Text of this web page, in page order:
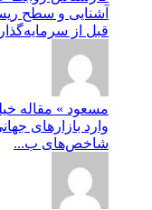
آشنایی و سطح
قبل از
مسعود » مقاله
وارد بازارهای
شاخص‌های ب...